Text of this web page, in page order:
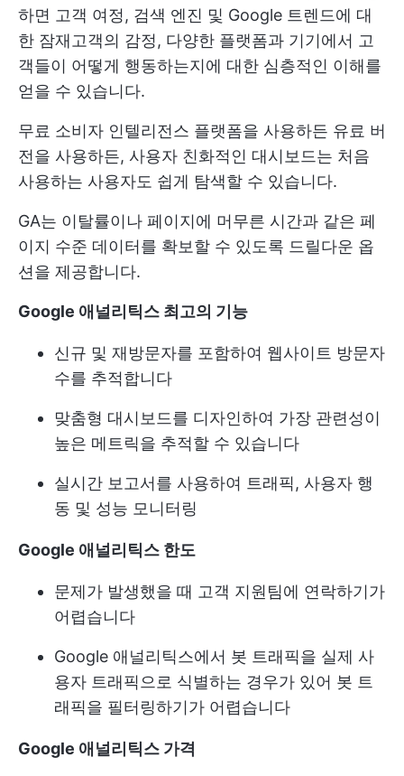
하면 고객 여정, 검색 엔진 및 Google 트렌드에 대
한 잠재고객의 감정, 다양한 플랫폼과 기기에서 고
객들이 어떻게 행동하는지에 대한 심층적인 이해를
얻을 수 있습니다.
무료 소비자 인텔리전스 플랫폼을 사용하든 유료 버
전을 사용하든, 사용자 친화적인 대시보드는 처음
사용하는 사용자도 쉽게 탐색할 수 있습니다.
GA는 이탈률이나 페이지에 머무른 시간과 같은 페
이지 수준 데이터를 확보할 수 있도록 드릴다운 옵
션을 제공합니다.
Google 애널리틱스 최고의 기능
신규 및 재방문자를 포함하여 웹사이트 방문자
수를 추적합니다
맞춤형 대시보드를 디자인하여 가장 관련성이
높은 메트릭을 추적할 수 있습니다
실시간 보고서를 사용하여 트래픽, 사용자 행
동 및 성능 모니터링
Google 애널리틱스 한도
문제가 발생했을 때 고객 지원팀에 연락하기가
어렵습니다
Google 애널리틱스에서 봇 트래픽을 실제 사
용자 트래픽으로 식별하는 경우가 있어 봇 트
래픽을 필터링하기가 어렵습니다
Google 애널리틱스 가격